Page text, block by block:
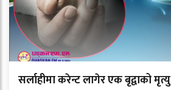
सर्लाहीमा करेन्ट लागेर एक बृद्वाको मृत्यु